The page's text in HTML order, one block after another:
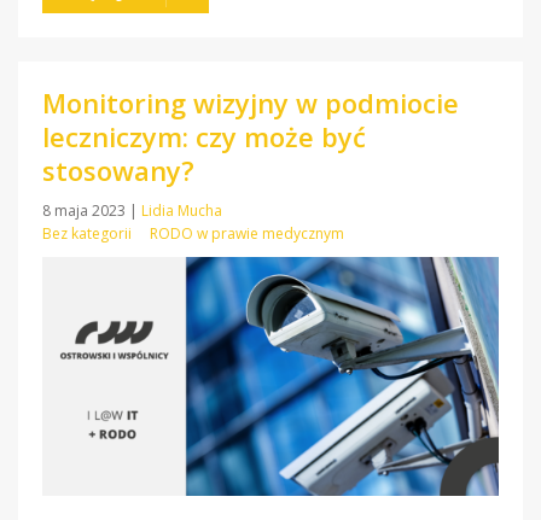
Monitoring wizyjny w podmiocie
leczniczym: czy może być
stosowany?
8 maja 2023 | Lidia Mucha
Bez kategorii
RODO w prawie medycznym